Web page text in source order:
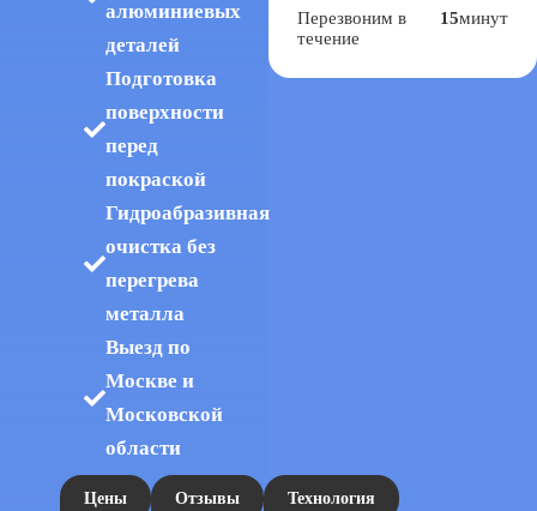
алюминиевых
деталей
Подготовка
поверхности
перед
покраской
Гидроабразивная
очистка без
перегрева
металла
Выезд по
Москве и
Московской
области
Цены Отзывы Технология
Перезвоним в
течение
15минут